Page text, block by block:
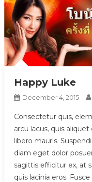
Happy Luke
December 4, 2015
Consectetur quis,
arcu lacus, quis
libero mauris.
diam eget dolor
sagittis efficitur ex, at
quis lacinia eros.